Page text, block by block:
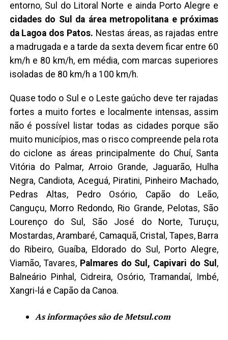
entorno, Sul do Litoral Norte e ainda Porto Alegre e
cidades do Sul da área metropolitana e próximas
da Lagoa dos Patos. Nestas áreas, as rajadas entre
a madrugada e a tarde da sexta devem ficar entre 60
km/h e 80 km/h, em média, com marcas superiores
isoladas de 80 km/h a 100 km/h.
Quase todo o Sul e o Leste gaúcho deve ter rajadas
fortes a muito fortes e localmente intensas, assim
não é possível listar todas as cidades porque são
muito municípios, mas o risco compreende pela rota
do ciclone as áreas principalmente do Chuí, Santa
Vitória do Palmar, Arroio Grande, Jaguarão, Hulha
Negra, Candiota, Aceguá, Piratini, Pinheiro Machado,
Pedras Altas, Pedro Osório, Capão do Leão,
Canguçu, Morro Redondo, Rio Grande, Pelotas, São
Lourenço do Sul, São José do Norte, Turuçu,
Mostardas, Arambaré, Camaquã, Cristal, Tapes, Barra
do Ribeiro, Guaíba, Eldorado do Sul, Porto Alegre,
Viamão, Tavares, Palmares do Sul, Capivari do Sul ,
Balneário Pinhal, Cidreira, Osório, Tramandaí, Imbé,
Xangri-lá e Capão da Canoa.
As informações são de Metsul.com